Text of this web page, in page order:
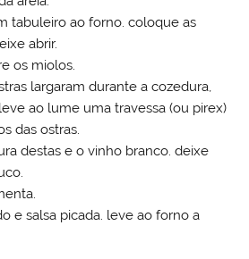
tabuleiro ao forno. coloque as
abrir.
os miolos.
largaram durante a cozedura,
ao lume uma travessa (ou pirex)
das ostras.
destas e o vinho branco. deixe
e salsa picada. leve ao forno a